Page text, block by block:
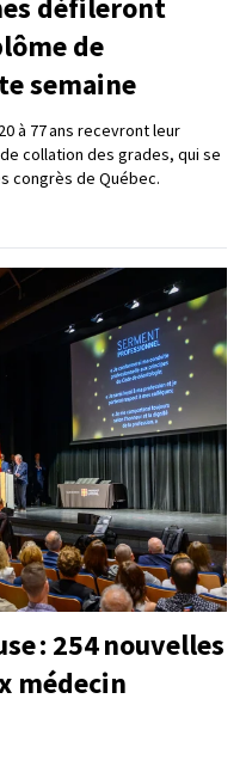
défileront
de
semaine
à 77 ans recevront leur
collation des grades, qui se
congrès de Québec.
: 254 nouvelles
médecin